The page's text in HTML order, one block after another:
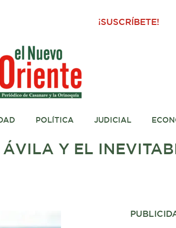
¡SUSCRÍBETE!
POLÍTICA JUDICIAL
Y EL